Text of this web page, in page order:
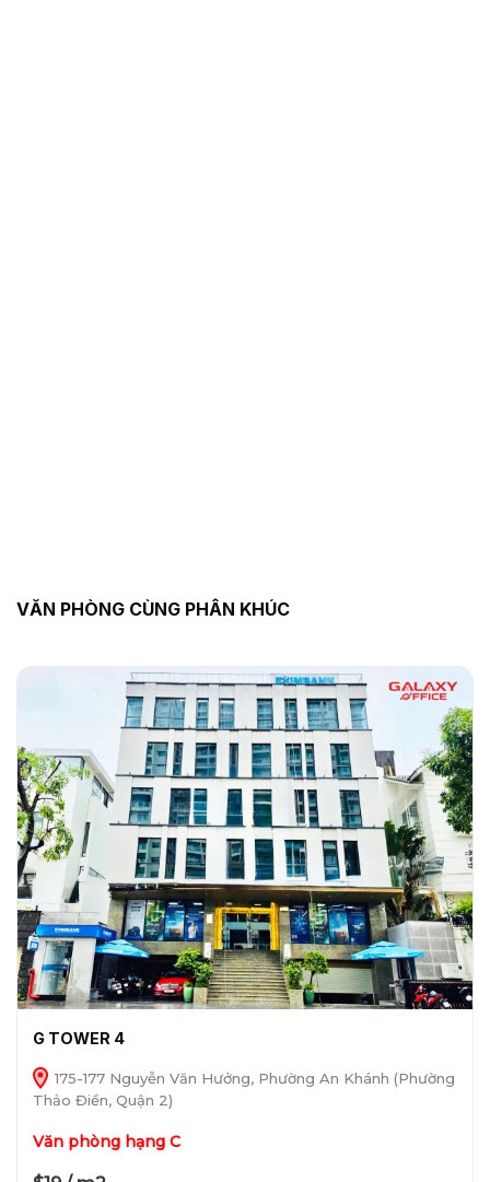
VĂN PHÒNG CÙNG PHÂN KHÚC
G TOWER 4
175-177 Nguyễn Văn Hưởng, Phường An Khánh (Phường
Thảo Điền, Quận 2)
Văn phòng hạng C